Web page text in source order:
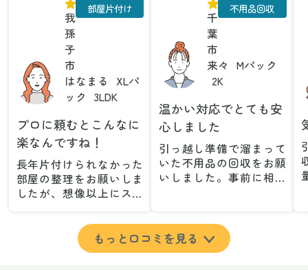
我
孫
子
市
はなまる
XLパ
ック
3LDK
部屋片付け
プロに頼むとこんなに
楽なんですね！
長年片付けられなかった
部屋の整理をお願いしま
したが、想像以上にスム
が集めた物や古い家具が
多く、自分たちだけでは
どうにもならない状態で
千
葉
市
来々
Mパック
2K
不用品回収
温かい対応でとても安
心しました
引っ越し準備で溜まって
いた不用品の回収をお願
いしました。事前に相談
とができました。特に、
古い家具や壊れた家電な
ど、処分が難しいものが
もっと口コミを見る